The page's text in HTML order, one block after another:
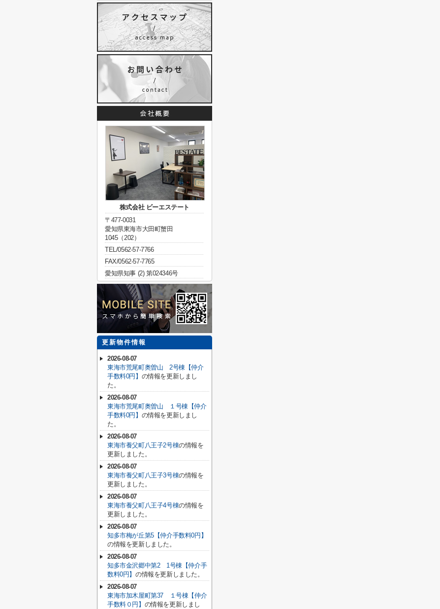
株式会社 ビーエステート
〒477-0031
愛知県東海市大田町蟹田
1045（202）
TEL/0562-57-7766
FAX/0562-57-7765
愛知県知事 (2) 第024346号
更新物件情報
2026-08-07
東海市荒尾町奥曽山 2号棟【仲介
手数料0円】 の情報を更新しまし
た。
2026-08-07
東海市荒尾町奥曽山 １号棟【仲介
手数料0円】 の情報を更新しまし
た。
2026-08-07
東海市養父町八王子2号棟の情報を
更新しました。
2026-08-07
東海市養父町八王子3号棟の情報を
更新しました。
2026-08-07
東海市養父町八王子4号棟の情報を
更新しました。
2026-08-07
知多市梅が丘第5【仲介手数料0円】
の情報を更新しました。
2026-08-07
知多市金沢郷中第2 1号棟【仲介手
数料0円】の情報を更新しました。
2026-08-07
東海市加木屋町第37 １号棟【仲介
手数料０円】 の情報を更新しまし